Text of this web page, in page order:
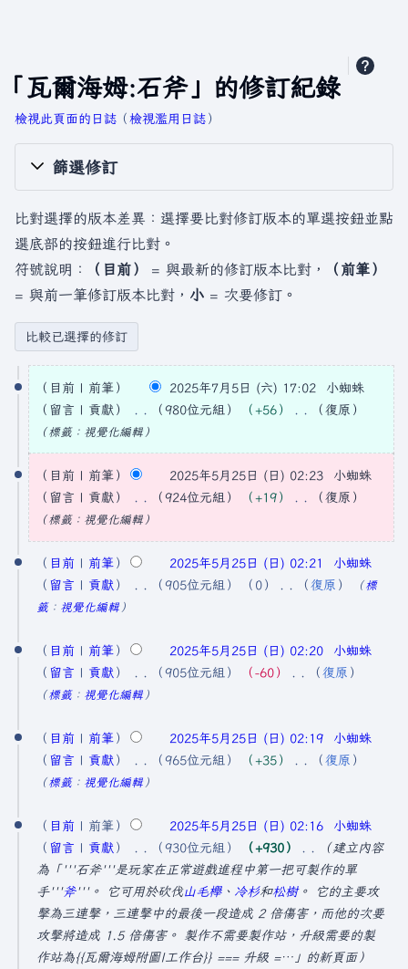
「瓦爾海姆:石斧」的修訂紀錄
檢視此頁面的日誌 ​（檢視濫用日誌）
篩選修訂
比對選擇的版本差異：選擇要比對修訂版本的單選按鈕並點
選底部的按鈕進行比對。
符號說明：
（目前） = 與最新的修訂版本比對，
（前筆）
= 與前一筆修訂版本比對， 小 = 次要修訂。
2
年
月
5
期
目前 前筆 2025年7月5日 (六) 17:02
小蜘蛛
留言
貢獻 980位元組
+56
無
編
輯
摘
要
復原
標籤： 視覺化編輯
2
年
2
星
)
目前 前筆 2025年5月25日 (日) 02:23
小蜘蛛
留言
貢獻 924位元組
+19
無
編
輯
摘
要
復原
標籤： 視覺化編輯
目前 前筆 2025年5月25日 (日) 02:21
小蜘蛛
留言
貢獻 905位元組
0
無
輯
摘
要
復原
標
籤： 視覺化編輯
目前 前筆 2025年5月25日 (日) 02:20
小蜘蛛
留言
貢獻 905位元組
−60
無
輯
摘
要
復原
標籤： 視覺化編輯
目前 前筆 2025年5月25日 (日) 02:19
小蜘蛛
留言
貢獻 965位元組
+35
無
輯
摘
要
復原
標籤： 視覺化編輯
目前 前筆 2025年5月25日 (日) 02:16
小蜘蛛
留言
貢獻 930位元組 +930
建立內容
為「'''石斧'''是玩家在正常遊戲進程中第一把可製作的單
手'''斧'''。 它可用於砍伐山毛櫸、 冷杉和松樹。 它的主要攻
擊為三連擊，三連擊中的最後一段造成 2 倍傷害，而他的次要
攻擊將造成 1.5 倍傷害。 製作不需要製作站，升級需要的製
作站為{{瓦爾海姆附圖|工作台}} === 升級 =…」的新頁面